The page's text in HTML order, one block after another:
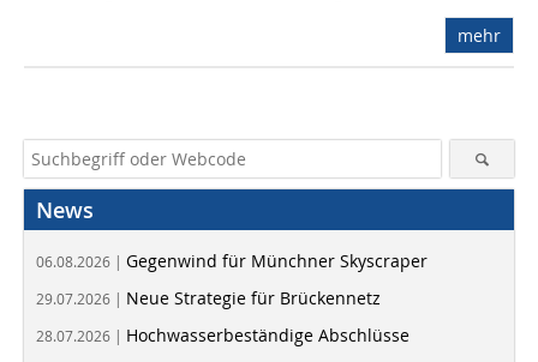
mehr
News
06.08.2026 | Gegenwind für Münchner Skyscraper
29.07.2026 | Neue Strategie für Brückennetz
28.07.2026 | Hochwasserbeständige Abschlüsse